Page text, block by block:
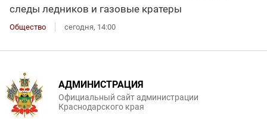
следы ледников и газовые кратеры
Общество сегодня, 14:00
АДМИНИСТРАЦИЯ
Официальный сайт администрации
Краснодарского края